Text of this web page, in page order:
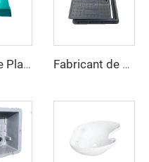
Couvercle Plastique SMC Moulage par Injection Boîtier Tianqin Mould Usine Chine Taizhou Fabricant Fabricant de Taizhou en Chine, couvercle d'homme customisé en composite pour outil carré en fonte d'acier